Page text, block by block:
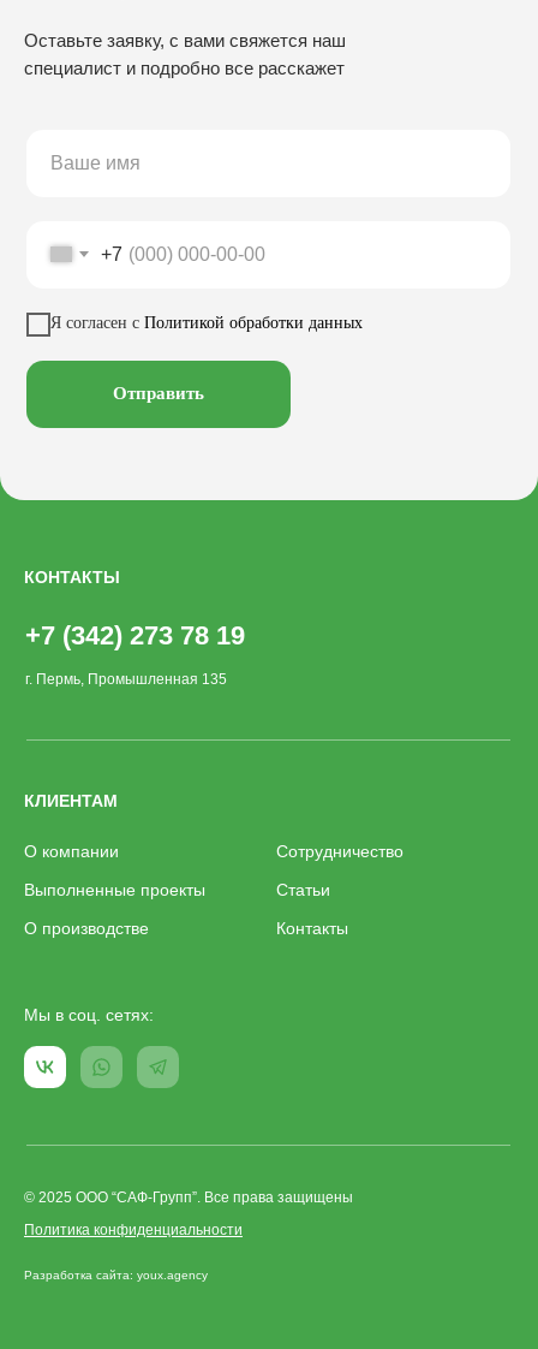
Оставьте заявку, с вами свяжется наш
специалист и подробно все расскажет
+7
Я согласен с Политикой обработки данных
Отправить
КЛИЕНТАМ
© 2025 ООО “САФ-Групп”. Все права защищены
Политика конфиденциальности
Разработка сайта: youx.agency
КОНТАКТЫ
+7 (342) 273 78 19
О компании
Выполненные проекты
О производстве
Сотрудничество
Статьи
Контакты
г. Пермь, Промышленная 135
Мы в соц. сетях:
Заказать звонок